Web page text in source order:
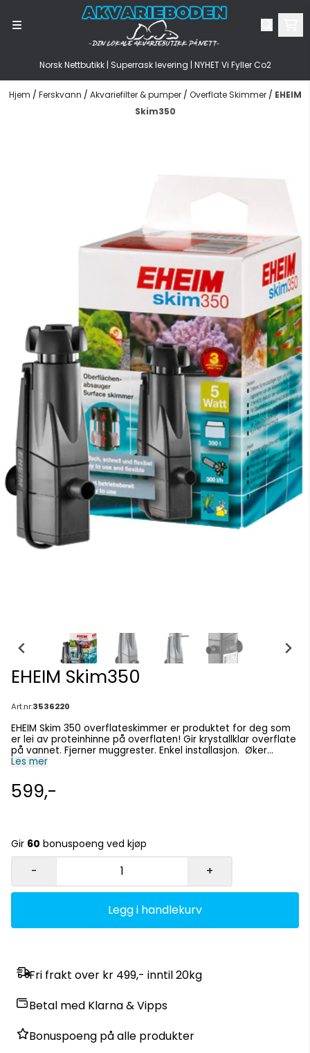
Hopp til innhold
Norsk Nettbutikk | Superrask levering | NYHET Vi Fyller Co2
Hjem / Ferskvann / Akvariefilter & pumper / Overflate Skimmer / EHEIM
Skim350
EHEIM Skim350
Art.nr:3536220
EHEIM Skim 350 overflateskimmer er produktet for deg som
er lei av proteinhinne på overflaten! Gir krystallklar overflate
på vannet. Fjerner muggrester. Enkel installasjon. Øker
mengden oksygen i fersk og saltvannsakvarium. Flytende
Les mer
599,-
Gir 60 bonuspoeng ved kjøp
- +
Legg i handlekurv
Fri frakt over kr 499,- inntil 20kg
Betal med Klarna & Vipps
Bonuspoeng på alle produkter